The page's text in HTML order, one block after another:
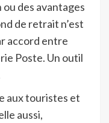
ou des avantages
de retrait n’est
accord entre
Poste. Un outil
aux touristes et
aussi,